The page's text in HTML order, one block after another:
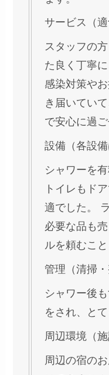
サービス（
スタッフの
た良く丁寧
感染対策や
き届いてい
で安心に過ご
設備（各設備
シャワーを
トイレもド
適でした。
必要な品も
ルを頼むこと
管理（清掃
シャワー後
をされ、と
周辺環境（
周辺の宿の